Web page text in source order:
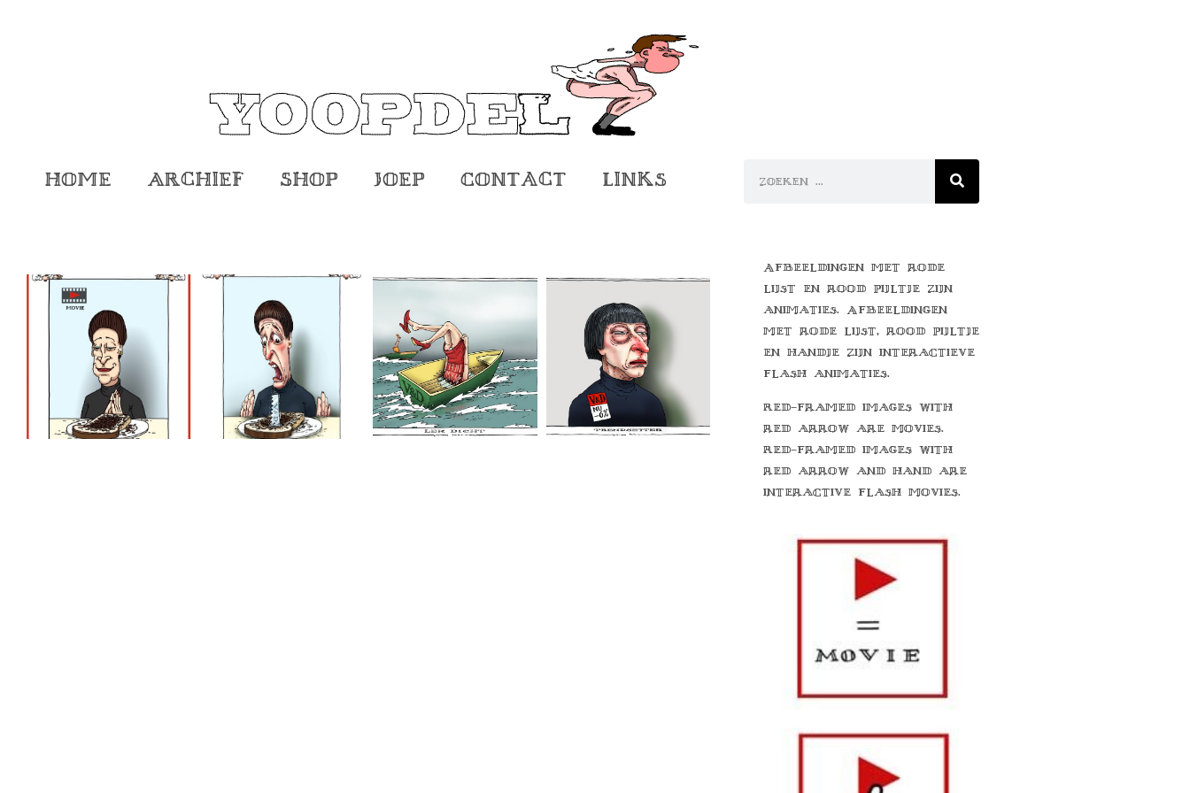
Home Archief Shop Joep Contact Links
Afbeeldingen met rode
lijst en rood pijltje zijn
animaties. Afbeeldingen
met rode lijst, rood pijltje
en handje zijn interactieve
flash animaties.
Red-framed images with
red arrow are movies.
Red-framed images with
red arrow and hand are
interactive flash movies.